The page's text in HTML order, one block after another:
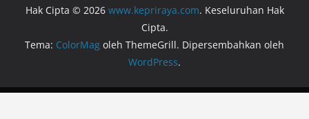
Hak Cipta © 2026 www.kepriraya.com. Keseluruhan Hak
Cipta.
Tema: ColorMag oleh ThemeGrill. Dipersembahkan oleh
WordPress.